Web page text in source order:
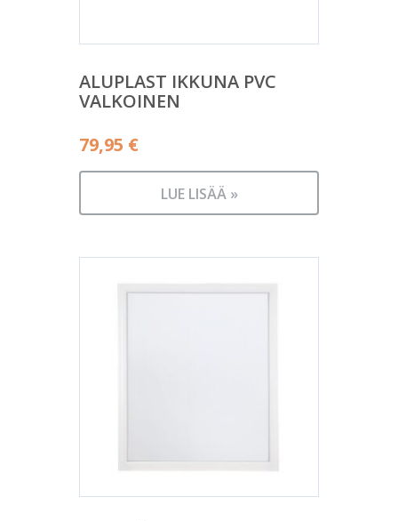
ALUPLAST IKKUNA PVC
VALKOINEN
79,95 €
LUE LISÄÄ »